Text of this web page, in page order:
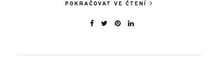
POKRAČOVAT VE ČTENÍ